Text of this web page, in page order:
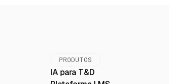
PRODUTOS
IA para T&D